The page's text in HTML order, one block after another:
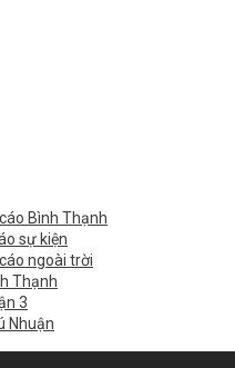
Bình Thạnh
sự kiện
ngoài trời
Thạnh
3
Nhuận